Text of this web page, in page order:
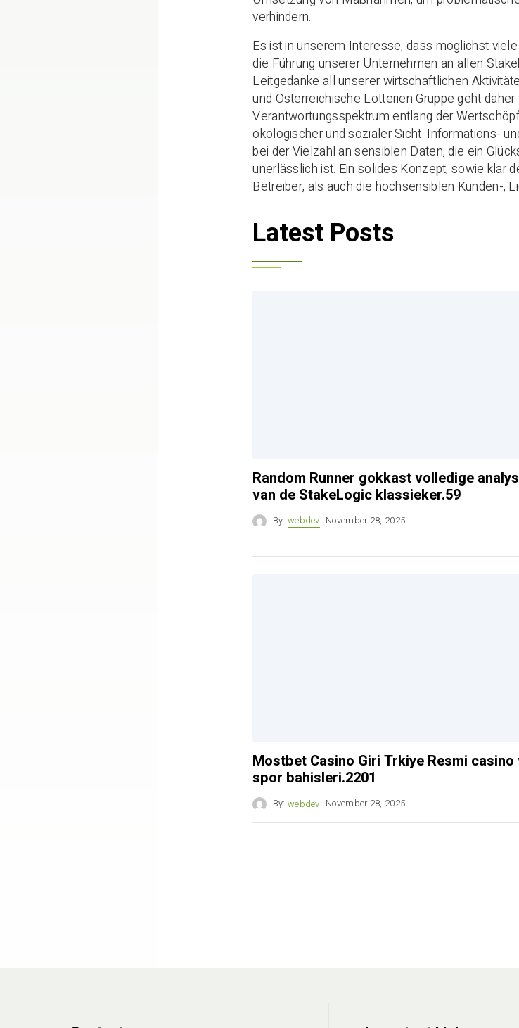
verhindern.
Es ist in unserem Interesse, dass möglichst
die Führung unserer Unternehmen an allen
Leitgedanke all unserer wirtschaftlichen
und Österreichische Lotterien Gruppe geht
Verantwortungsspektrum entlang der
ökologischer und sozialer Sicht. Informations-
bei der Vielzahl an sensiblen Daten, die ein
unerlässlich ist. Ein solides Konzept, sowie klar
Betreiber, als auch die hochsensiblen Kunden-,
Latest Posts
Random Runner gokkast volledige
van de StakeLogic klassieker.59
By: webdev November 28, 2025
Mostbet Casino Giri Trkiye Resmi casino
spor bahisleri.2201
By: webdev November 28, 2025